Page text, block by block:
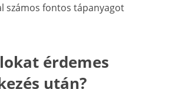
számos fontos tápanyagot
érdemes
után?